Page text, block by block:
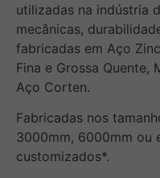
utilizadas na indústria
mecânicas,
fabricadas em Aço
Fina e Grossa Quente,
Aço Corten.
Fabricadas nos
3000mm, 6000mm ou
customizados*.